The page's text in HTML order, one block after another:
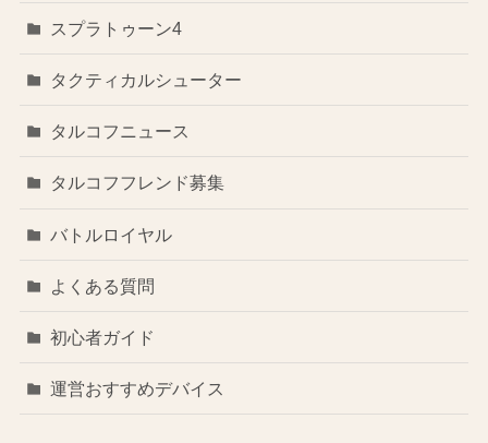
スプラトゥーン4
タクティカルシューター
タルコフニュース
タルコフフレンド募集
バトルロイヤル
よくある質問
初心者ガイド
運営おすすめデバイス